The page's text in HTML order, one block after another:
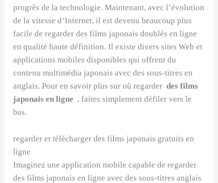
progrès de la technologie. Maintenant, avec l’évolution
de la vitesse d’Internet, il est devenu beaucoup plus
facile de regarder des films japonais doublés en ligne
en qualité haute définition. Il existe divers sites Web et
applications mobiles disponibles qui offrent du
contenu multimédia japonais avec des sous-titres en
anglais. Pour en savoir plus sur où regarder des films
japonais en ligne , faites simplement défiler vers le
bas.
regarder et télécharger des films japonais gratuits en
ligne
Imaginez une application mobile capable de regarder
des films japonais en ligne avec des sous-titres anglais